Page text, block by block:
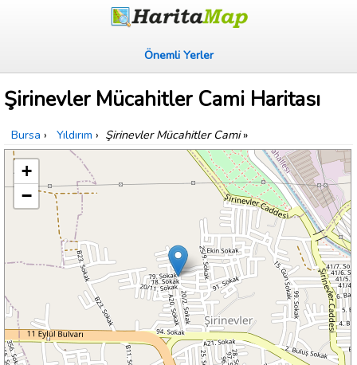
Önemli Yerler
Şirinevler Mücahitler Cami Haritası
Bursa › Yıldırım › Şirinevler Mücahitler Cami»
+
−